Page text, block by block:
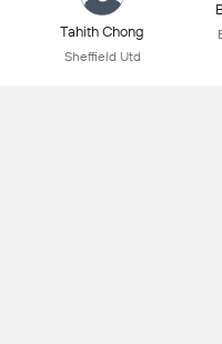
Tahith Chong
Sheffield Utd